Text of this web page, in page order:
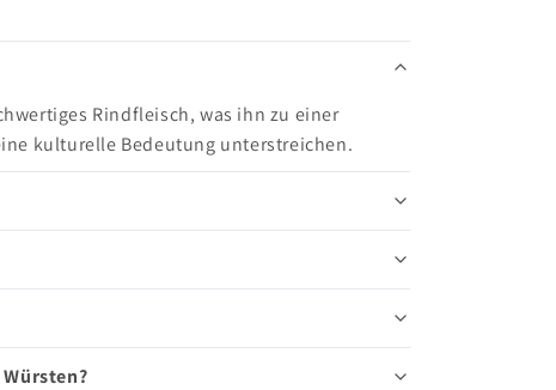
Rindfleisch, was ihn zu einer
kulturelle Bedeutung unterstreichen.